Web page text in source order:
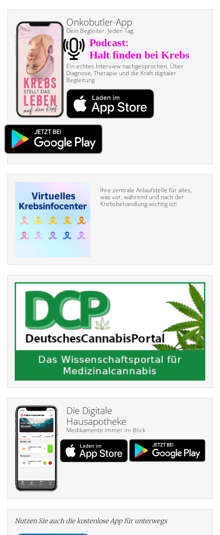
Onkobutler-App
Dein Begleiter. Jeden Tag.
Ein echtes Interview nach­gesprochen. Über
Diagnose, Therapie und die Kraft digitaler
Begleitung
Ihre zentrale Anlaufstelle für alles,
was vor, während und nach der
Krebsbehandlung wichtig ist!
Die Digitale
Hausapotheke
Medikamente immer im Blick
Nutzen Sie auch die kosten­lose App für unterwegs